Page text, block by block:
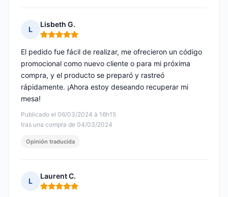
L
Lisbeth G.
Nota: 5 de 5
Publicado el 06/03/2024 à 16h15
tras una compra de 04/03/2024
El pedido fue fácil de realizar, me ofrecieron un código
promocional como nuevo cliente o para mi próxima
compra, y el producto se preparó y rastreó
rápidamente. ¡Ahora estoy deseando recuperar mi
mesa!
Opinión traducida
L
Laurent C.
Nota: 5 de 5